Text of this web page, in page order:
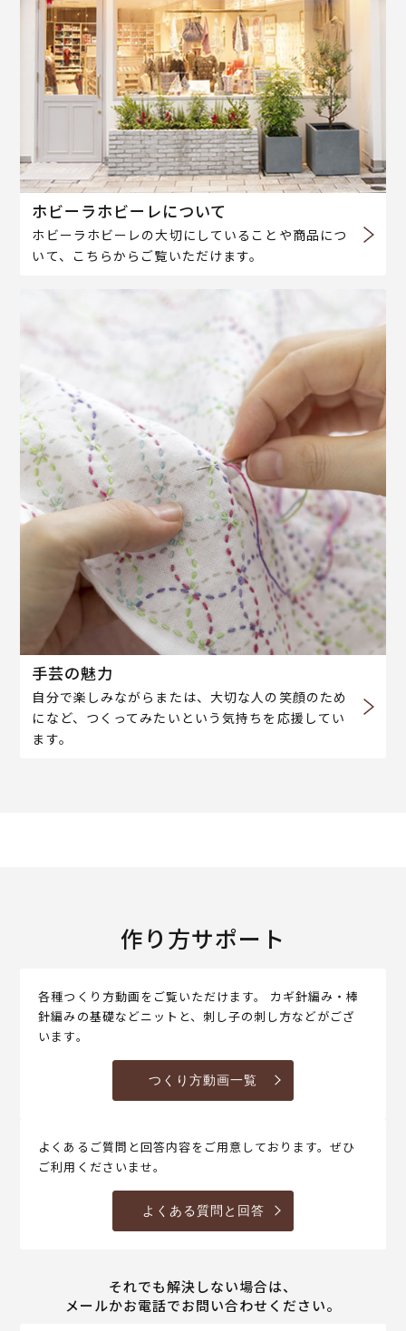
ホビーラホビーレについて
ホビーラホビーレの大切にしていることや商品につ
いて、こちらからご覧いただけます。
手芸の魅力
自分で楽しみながらまたは、大切な人の笑顔のため
になど、つくってみたいという気持ちを応援してい
ます。
作り方サポート
各種つくり方動画をご覧いただけます。 カギ針編み・棒
針編みの基礎などニットと、刺し子の刺し方などがござ
います。
つくり方動画一覧
よくあるご質問と回答内容をご用意しております。ぜひ
ご利用くださいませ。
よくある質問と回答
それでも解決しない場合は、
メールかお電話でお問い合わせください。